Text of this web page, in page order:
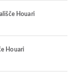
Houari
Houari